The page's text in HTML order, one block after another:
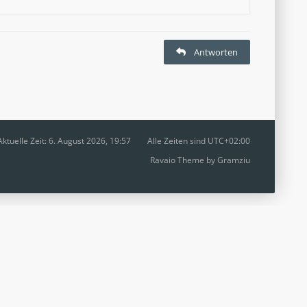
Antworten
Alle Zeiten sind UTC+02:00
Zeit: 6. August 2026, 19:57
Ravaio Theme byGramziu